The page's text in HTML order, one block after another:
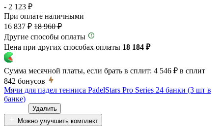
- 2 123 ₽
При оплате наличными
16 837 ₽ 18 960 ₽
Другие способы оплаты
Цена при других способах оплаты 18 184 ₽
Сумма месячной платы, если брать в сплит: 4 546 ₽ в сплит
842 бонусов
Мячи для падел тенниса PadelStars Pro Series 24 банки (3 шт в
банке)
Удалить
Можно улучшить комплект